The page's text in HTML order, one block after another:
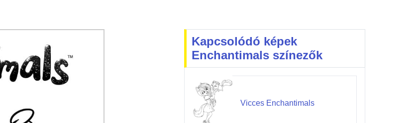
Kapcsolódó képek
Enchantimals színezők
Vicces Enchantimals